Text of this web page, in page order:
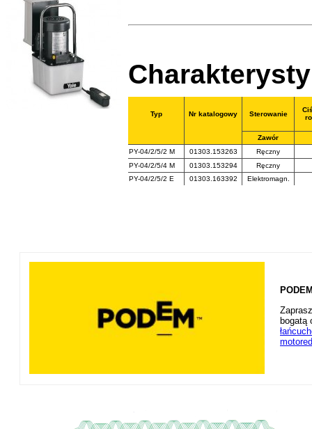
Typ Nr katalogowy Sterowanie
Zawór
PY-04/2/5/2 M
01303.153263
Ręczny
PY-04/2/5/4 M
01303.153294
Ręczny
PY-04/2/5/2 E
01303.163392 Elektromagn.
bogatą